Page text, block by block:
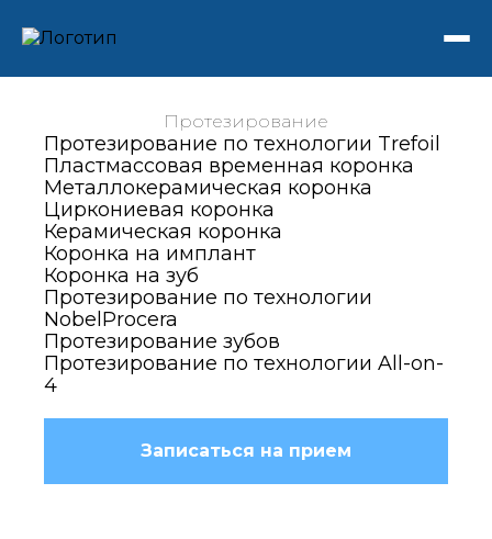
Протезирование
Протезирование по технологии Trefoil
Пластмассовая временная коронка
Металлокерамическая коронка
Циркониевая коронка
Керамическая коронка
Коронка на имплант
Коронка на зуб
Протезирование по технологии
NobelProcera
Протезирование зубов
Протезирование по технологии All-on-
4
Записаться на прием